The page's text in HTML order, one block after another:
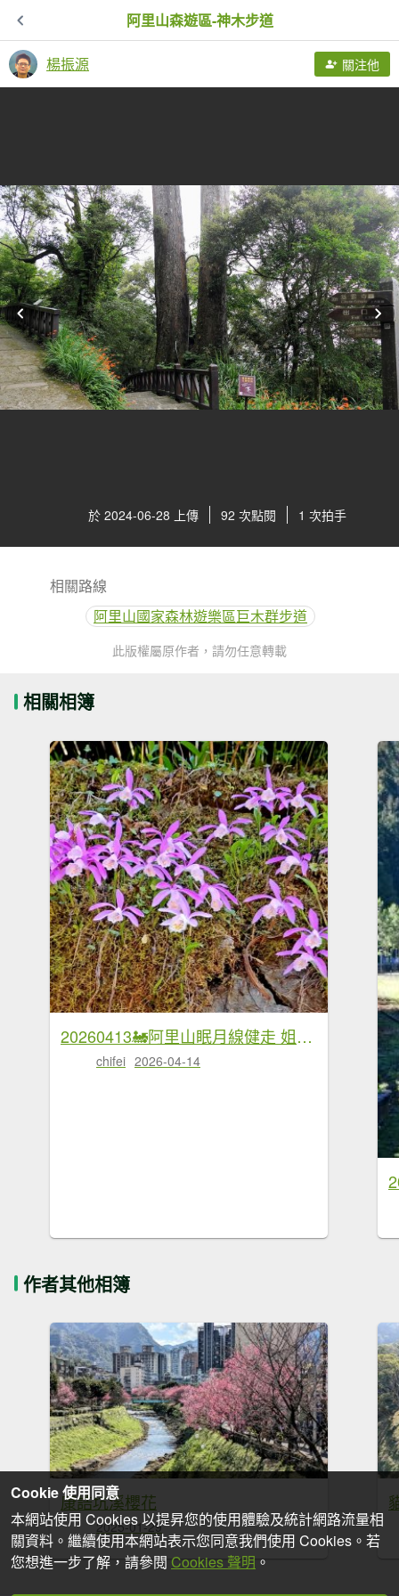
阿里山森遊區-神木步道
楊振源 關注他
於 2024-06-28 上傳 92 次點閱 1 次拍手
相關路線
阿里山國家森林遊樂區巨木群步道
此版權屬原作者，請勿任意轉載
相關相簿
20260413🚂阿里山眠月線健走 姐妹潭 水山巨木療癒步道
chifei 2026-04-14
作者其他相簿
康誥坑溪櫻花
2025-01-29
Cookie 使用同意
本網站使用 Cookies 以提昇您的使用體驗及統計網路流量相
關資料。繼續使用本網站表示您同意我們使用 Cookies。若
您想進一步了解，請參閱 Cookies 聲明 。